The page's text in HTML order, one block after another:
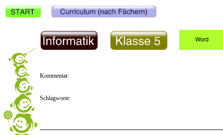
Kommentar:
Schlagworte: